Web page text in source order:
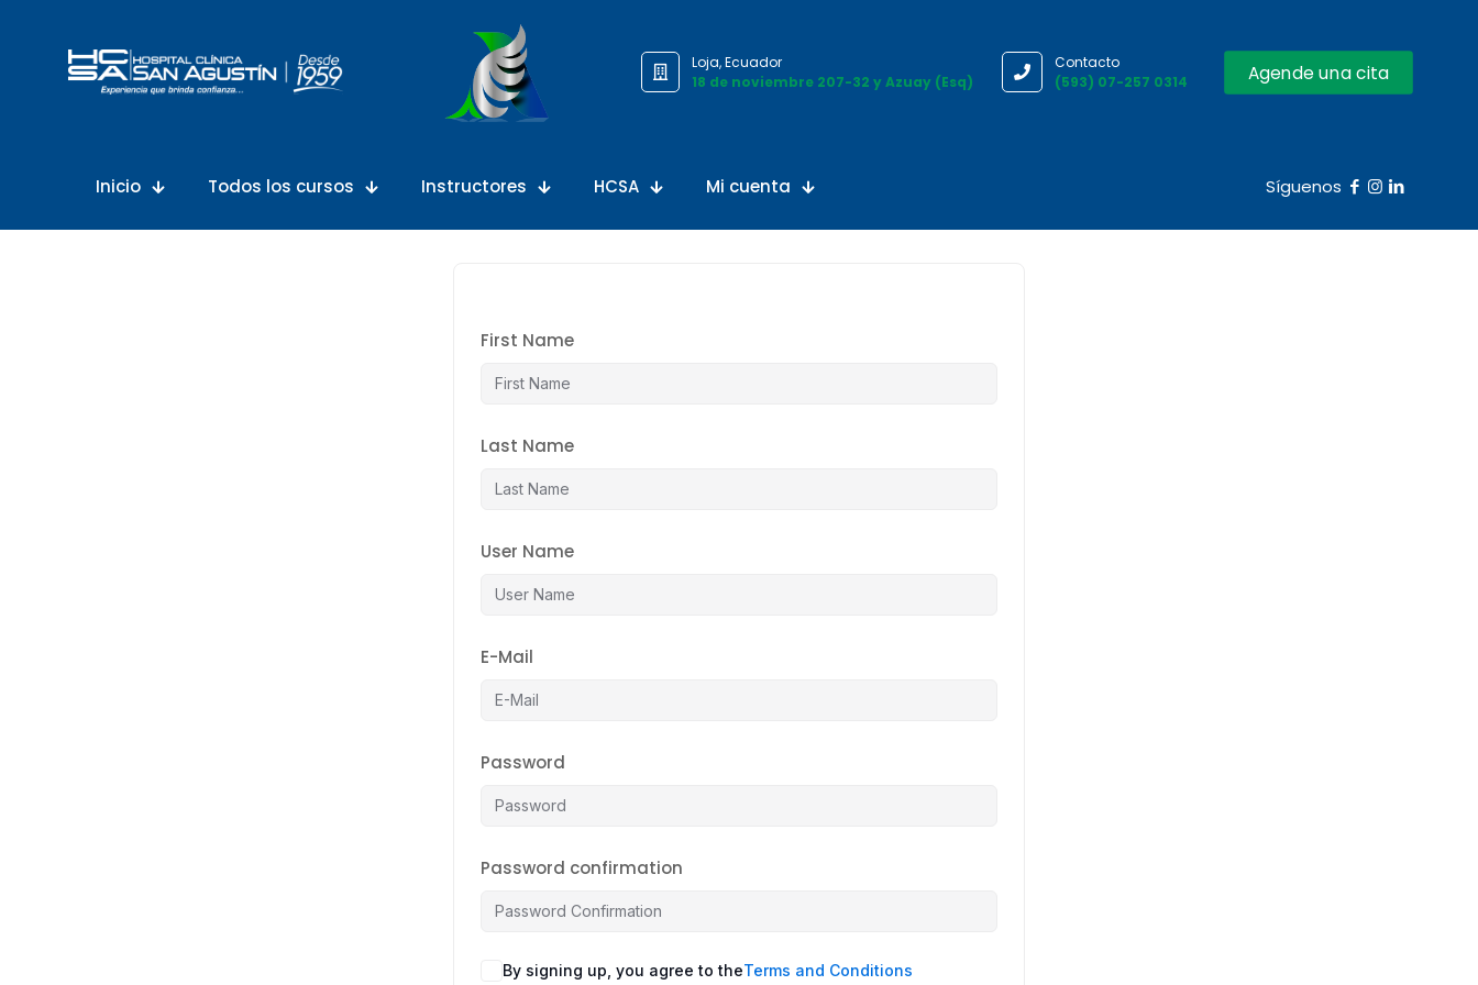
Loja, Ecuador
18 de noviembre 207-32 y Azuay (Esq)
Contacto
(593) 07-257 0314
Agende una cita
Inicio Todos los cursos Instructores HCSA Mi cuenta Síguenos
First Name
Last Name
User Name
E-Mail
Password
Password confirmation
By signing up, you agree to theTerms and Conditions